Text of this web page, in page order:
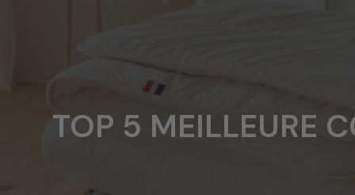
TOP 5 MEILLEURE